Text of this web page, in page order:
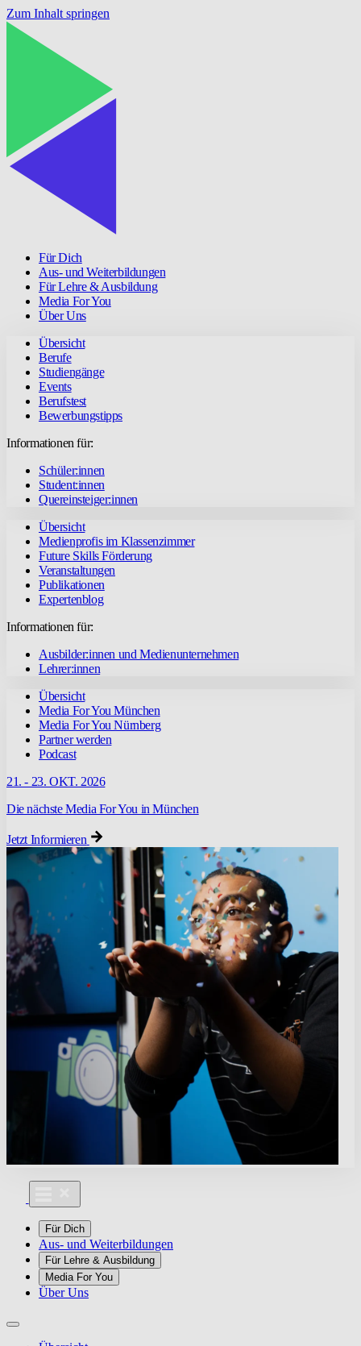
Zum Inhalt springen
Für Dich
Aus- und Weiterbildungen
Für Lehre & Ausbildung
Media For You
Über Uns
Übersicht
Berufe
Studiengänge
Events
Berufstest
Bewerbungstipps
Informationen für:
Schüler:innen
Student:innen
Quereinsteiger:innen
Übersicht
Medienprofis im Klassenzimmer
Future Skills Förderung
Veranstaltungen
Publikationen
Expertenblog
Informationen für:
Ausbilder:innen und Medienunternehmen
Lehrer:innen
Übersicht
Media For You München
Media For You Nürnberg
Partner werden
Podcast
21. - 23. OKT. 2026
Die nächste Media For You in München
Jetzt Informieren
Für Dich
Aus- und Weiterbildungen
Für Lehre & Ausbildung
Media For You
Über Uns